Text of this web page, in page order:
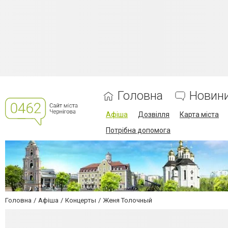
Головна
Афіша Дозвілля
Карта міста
Потрібна допомога
Головна Афіша Концерты Женя Толочный